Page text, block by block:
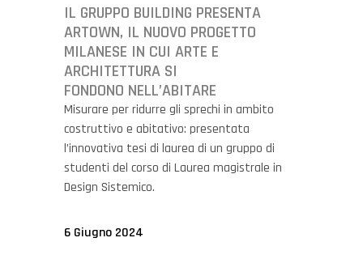
IL GRUPPO BUILDING PRESENTA
ARTOWN, IL NUOVO PROGETTO
MILANESE IN CUI ARTE E
ARCHITETTURA SI
FONDONO NELL’ABITARE
Misurare per ridurre gli sprechi in ambito
costruttivo e abitativo: presentata
l’innovativa tesi di laurea di un gruppo di
studenti del corso di Laurea magistrale in
Design Sistemico.
6 Giugno 2024